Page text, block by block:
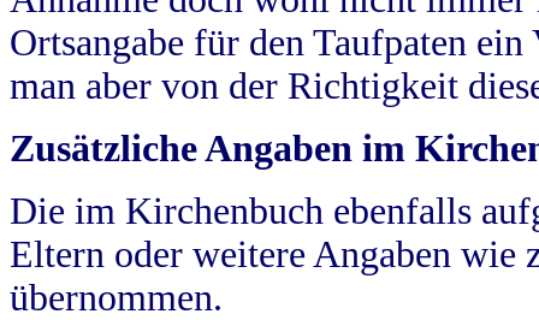
Ortsangabe für den Taufpaten
man aber von der Richtigkeit
Zusätzliche Angaben im
Die im Kirchenbuch ebenfalls
Eltern oder weitere Angaben wie
übernommen.